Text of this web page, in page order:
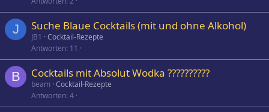
J Suche Blaue Cocktails (mit und ohne Alkohol)
JB1
Cocktail-Rezepte
Antworten 11
B Cocktails mit Absolut Wodka ??????????
beam Cocktail-Rezepte
Antworten 4